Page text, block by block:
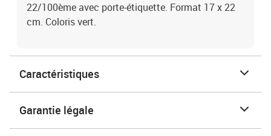
22/100ème avec porte-étiquette. Format 17 x 22
cm. Coloris vert.
Caractéristiques
Garantie légale